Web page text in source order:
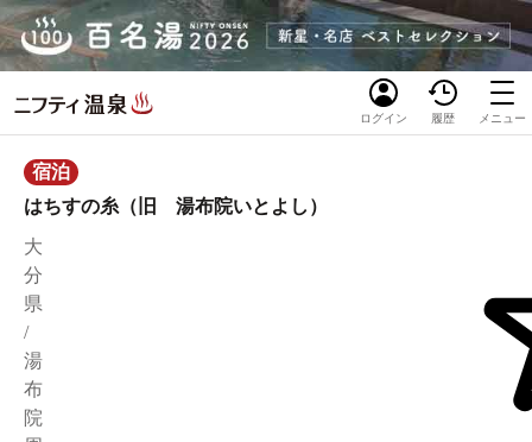
ログイン 履歴 メニュー
宿泊
はちすの糸（旧 湯布院いとよし）
大
分
県
/
湯
布
院